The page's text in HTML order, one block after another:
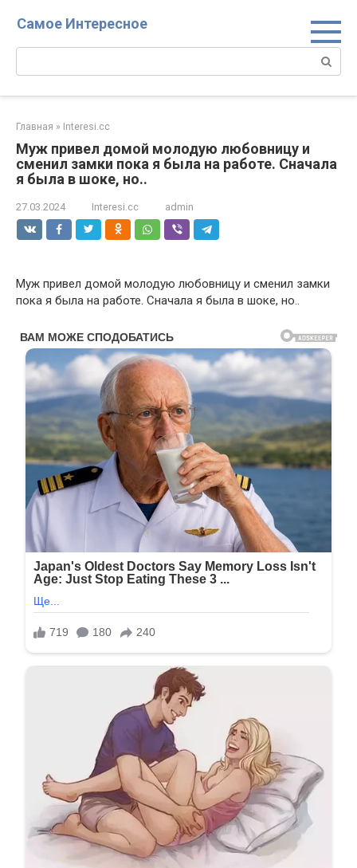
Самое Интересное
Поиск:
Главная » Interesi.cc
Муж привел домой молодую любовницу и
сменил замки пока я была на работе. Сначала
я была в шоке, но..
27.03.2024 Interesi.cc admin
Муж привел домой молодую любовницу и сменил замки
пока я была на работе. Сначала я была в шоке, но..